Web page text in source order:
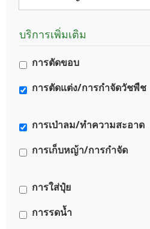
บริการเพิ่มเติม
การตัดขอบ
การตัดแต่ง/การกำจัดวัชพืช
การเป่าลม/ทำความสะอาด
การเก็บหญ้า/การกำจัด
การใส่ปุ๋ย
การรดน้ำ